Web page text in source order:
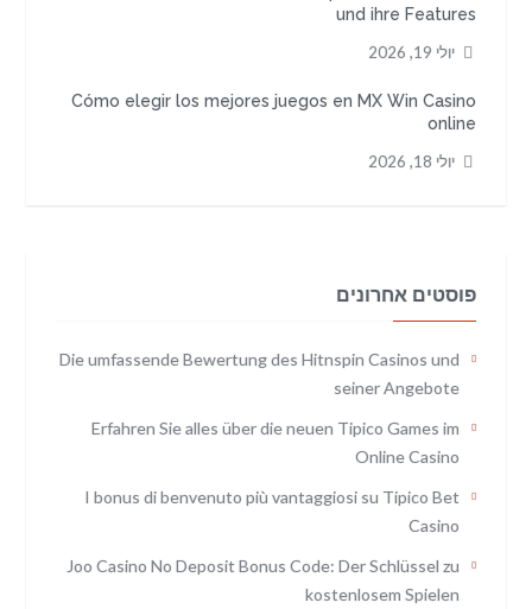
und ihre Features
יולי 19, 2026
Cómo elegir los mejores juegos en MX Win Casino
online
יולי 18, 2026
פוסטים אחרונים
Die umfassende Bewertung des Hitnspin Casinos und
seiner Angebote
Erfahren Sie alles über die neuen Tipico Games im
Online Casino
I bonus di benvenuto più vantaggiosi su Tipico Bet
Casino
Joo Casino No Deposit Bonus Code: Der Schlüssel zu
kostenlosem Spielen